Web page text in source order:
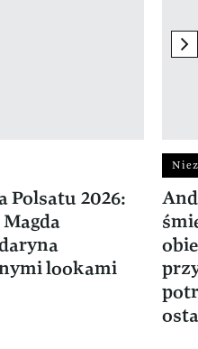
Polsatu 2026:
lookami